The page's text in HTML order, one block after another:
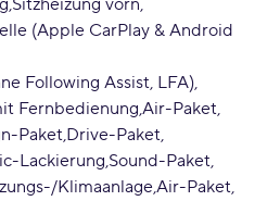
Sitzheizung vorn
(Apple CarPlay & Android
Following Assist, LFA)
Fernbedienung Air-Paket
Paket Drive-Paket
Lackierung Sound-Paket
KlimaanlageAir-Paket